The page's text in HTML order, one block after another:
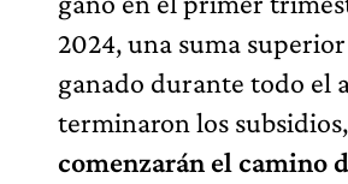
2024, una suma
ganado durante todo el
terminaron los
comenzarán el camino